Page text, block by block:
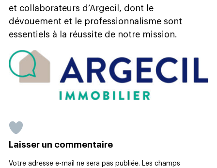
et collaborateurs d’Argecil, dont le
dévouement et le professionnalisme sont
essentiels à la réussite de notre mission.
Laisser un commentaire
Votre adresse e-mail ne sera pas publiée. Les champs